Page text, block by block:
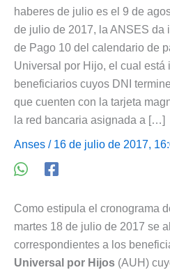
haberes de julio es el 9 de
de julio de 2017, la ANSES da
de Pago 10 del calendario de
Universal por Hijo, el cual está
beneficiarios cuyos DNI
que cuenten con la tarjeta
la red bancaria asignada a […]
Anses / 16 de julio de 2017,
Como estipula el cronograma
martes 18 de julio de 2017 se
correspondientes a los
Universal por Hijos (AUH)